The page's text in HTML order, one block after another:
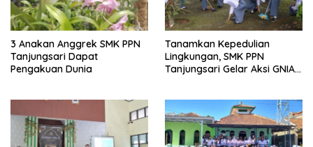
3 Anakan Anggrek SMK PPN
Tanjungsari Dapat
Pengakuan Dunia
Tanamkan Kepedulian
Lingkungan, SMK PPN
Tanjungsari Gelar Aksi GNIA